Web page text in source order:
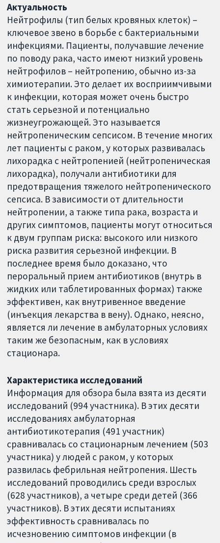
Актуальность
Нейтрофилы (тип белых кровяных клеток) –
ключевое звено в борьбе с бактериальными
инфекциями. Пациенты, получавшие лечение
по поводу рака, часто имеют низкий уровень
нейтрофилов – нейтропению, обычно из-за
химиотерапии. Это делает их восприимчивыми
к инфекции, которая может очень быстро
стать серьезной и потенциально
жизнеугрожающей. Это называется
нейтропеническим сепсисом. В течение многих
лет пациенты с раком, у которых развивалась
лихорадка с нейтропенией (нейтропеническая
лихорадка), получали антибиотики для
предотвращения тяжелого нейтропенического
сепсиса. В зависимости от длительности
нейтропении, а также типа рака, возраста и
других симптомов, пациенты могут относиться
к двум группам риска: высокого или низкого
риска развития серьезной инфекции. В
последнее время было доказано, что
пероральный прием антибиотиков (внутрь в
жидких или таблетированных формах) также
эффективен, как внутривенное введение
(инъекция лекарства в вену). Однако, неясно,
является ли лечение в амбулаторных условиях
таким же безопасным, как в условиях
стационара.
Характеристика исследований
Информация для обзора была взята из десяти
исследований (994 участника). В этих десяти
исследованиях амбулаторная
антибиотикотерапия (491 участник)
сравнивалась со стационарным лечением (503
участника) у людей с раком, у которых
развилась фебрильная нейтропения. Шесть
исследований проводились среди взрослых
(628 участников), а четыре среди детей (366
участников). В этих десяти испытаниях
эффективность сравнивалась по
исчезновению симптомов инфекции (в